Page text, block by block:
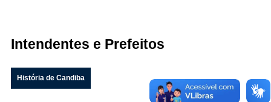
Filtrar por todos
Acesso à Informação
Cidadão
Intendentes e Prefeitos
História de Candiba